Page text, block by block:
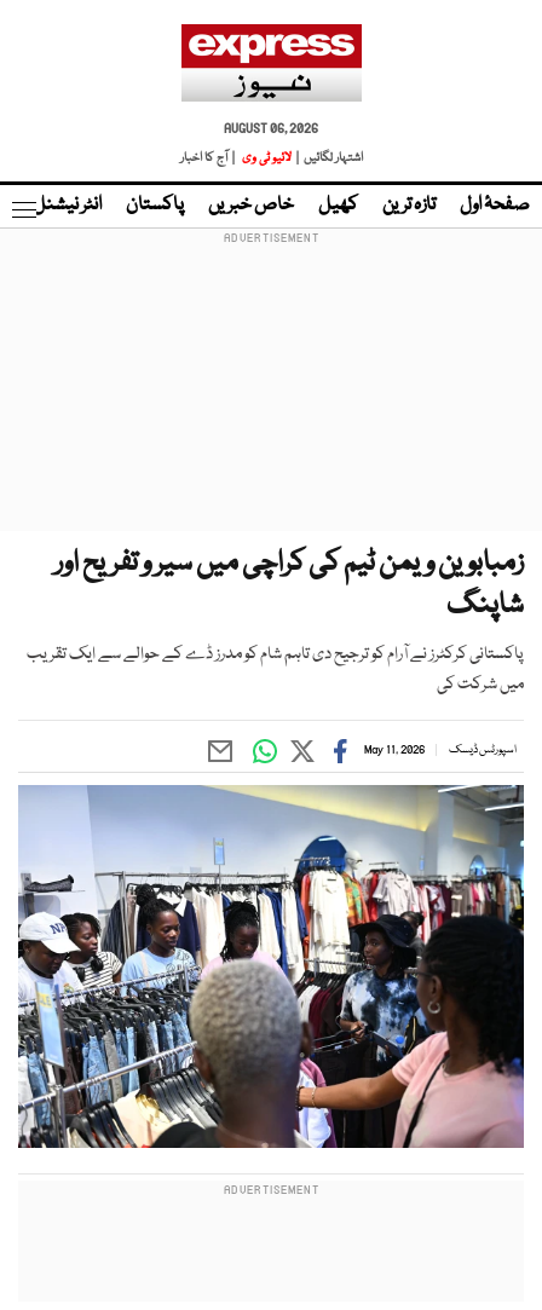
AUGUST 06, 2026
اشتہار لگائیں |
لائیو ٹی وی | آج کا اخبار
صفحۂ اول تازہ ترین کھیل خاص خبریں پاکستان انٹر نیشنل
زمبابوین ویمن ٹیم کی کراچی میں سیر و تفریح اور
شاپنگ
پاکستانی کرکٹرز نے آرام کو ترجیح دی تاہم شام کو مدرز ڈے کے حوالے سے ایک تقریب
میں شرکت کی
اسپورٹس ڈیسک May 11, 2026